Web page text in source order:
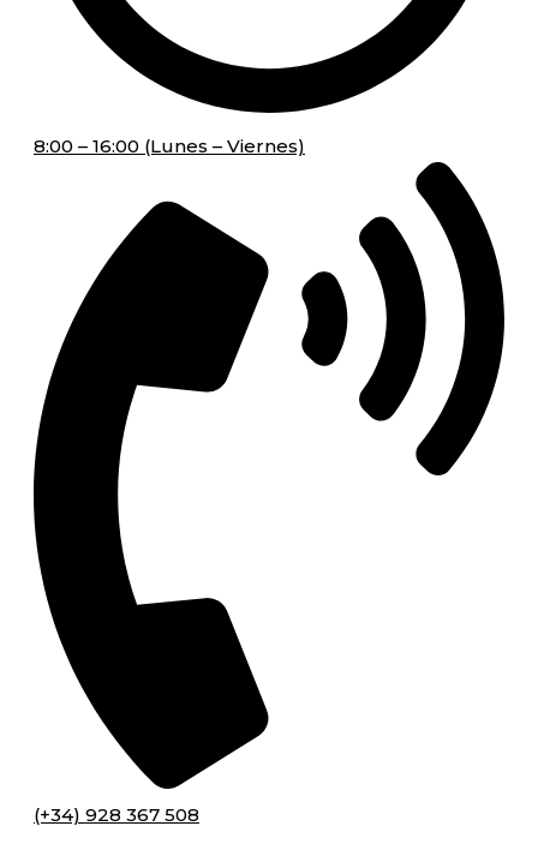
8:00 – 16:00 (Lunes – Viernes)
(+34) 928 367 508